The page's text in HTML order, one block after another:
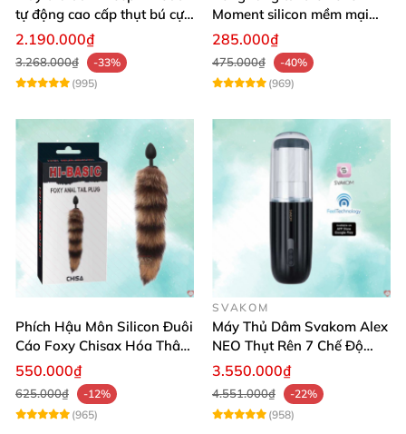
tự động cao cấp thụt bú cực
đã
2.190.000₫
3.268.000₫
-33%
(995)
Moment silicon mềm mại
kéo dài thời gian
285.000₫
475.000₫
-40%
(969)
Phích Hậu Môn Silicon Đuôi
Cáo Foxy Chisax Hóa Thân
Gợi Cảm
550.000₫
625.000₫
-12%
(965)
SVAKOM
Máy Thủ Dâm Svakom Alex
NEO Thụt Rên 7 Chế Độ
Rung App
3.550.000₫
4.551.000₫
-22%
(958)